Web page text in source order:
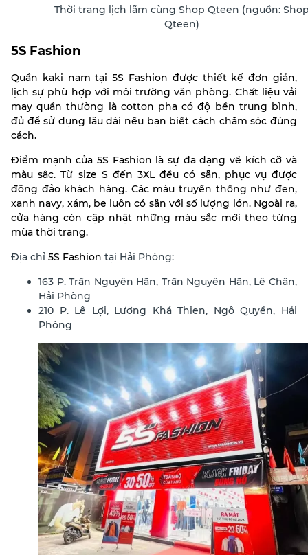
Thời trang lịch lãm cùng Shop Qteen (nguồn:
Qteen)
5S Fashion
Quần kaki nam tại 5S Fashion được thiết kế đơn giản,
lịch sự phù hợp với môi trường văn phòng. Chất liệu vải
may quần thường là cotton pha có độ bền trung bình,
đủ để sử dụng lâu dài nếu bạn biết cách chăm sóc đúng
cách.
Điểm mạnh của 5S Fashion là sự đa dạng về kích cỡ và
màu sắc. Từ size S đến 3XL đều có sẵn, phục vụ được
đông đảo khách hàng. Các màu truyền thống như đen,
xanh navy, xám, be luôn có sẵn với số lượng lớn. Ngoài ra,
cửa hàng còn cập nhật những màu sắc mới theo từng
mùa thời trang.
Địa chỉ 5S Fashion tại Hải Phòng:
163 P. Trần Nguyên Hãn, Trần Nguyên Hãn, Lê Chân,
Hải Phòng
210 P. Lê Lợi, Lương Khá Thien, Ngô Quyền, Hải
Phòng